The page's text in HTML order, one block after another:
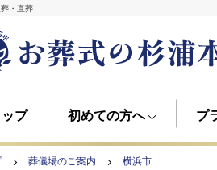
・直葬
ップ 初めての方へ プ
葬儀場のご案内 横浜市